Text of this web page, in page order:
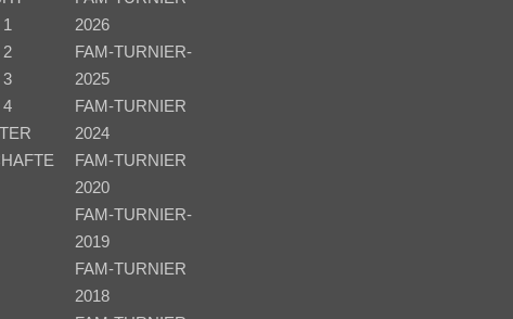
2026
FAM-TURNIER-
2025
FAM-TURNIER
2024
FAM-TURNIER
2020
FAM-TURNIER-
2019
FAM-TURNIER
2018